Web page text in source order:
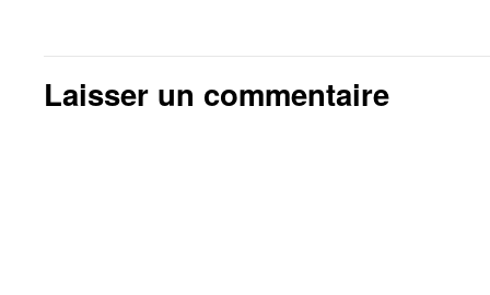
Laisser un commentaire